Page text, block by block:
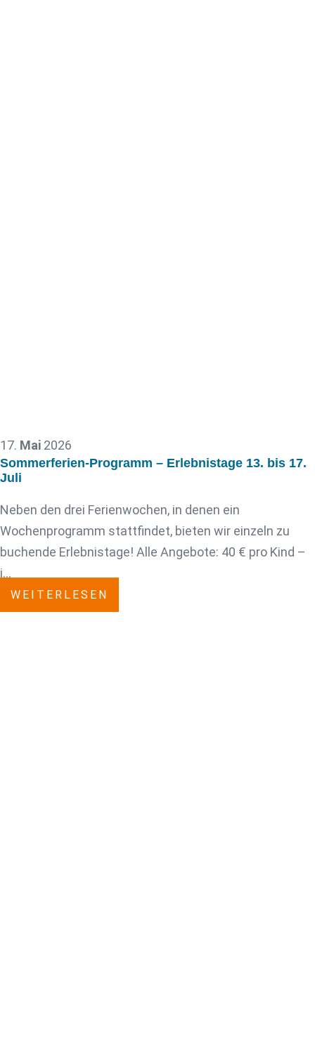
17. Mai 2026
Sommerferien-Programm – Erlebnistage 13. bis 17.
Juli
Neben den drei Ferienwochen, in denen ein
Wochenprogramm stattfindet, bieten wir einzeln zu
buchende Erlebnistage! Alle Angebote: 40 € pro Kind –
i…
WEITERLESEN